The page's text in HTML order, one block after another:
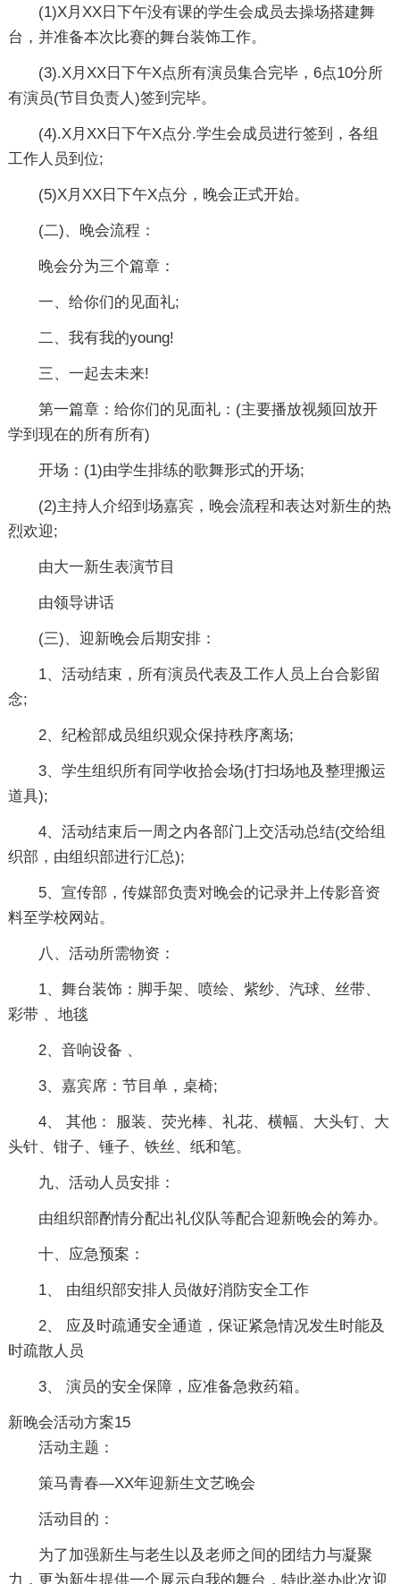
(1)X月XX日下午没有课的学生会成员去操场搭建舞
台，并准备本次比赛的舞台装饰工作。
(3).X月XX日下午X点所有演员集合完毕，6点10分所
有演员(节目负责人)签到完毕。
(4).X月XX日下午X点分.学生会成员进行签到，各组
工作人员到位;
(5)X月XX日下午X点分，晚会正式开始。
(二)、晚会流程：
晚会分为三个篇章：
一、给你们的见面礼;
二、我有我的young!
三、一起去未来!
第一篇章：给你们的见面礼：(主要播放视频回放开
学到现在的所有所有)
开场：(1)由学生排练的歌舞形式的开场;
(2)主持人介绍到场嘉宾，晚会流程和表达对新生的热
烈欢迎;
由大一新生表演节目
由领导讲话
(三)、迎新晚会后期安排：
1、活动结束，所有演员代表及工作人员上台合影留
念;
2、纪检部成员组织观众保持秩序离场;
3、学生组织所有同学收拾会场(打扫场地及整理搬运
道具);
4、活动结束后一周之内各部门上交活动总结(交给组
织部，由组织部进行汇总);
5、宣传部，传媒部负责对晚会的记录并上传影音资
料至学校网站。
八、活动所需物资：
1、舞台装饰：脚手架、喷绘、紫纱、汽球、丝带、
彩带 、地毯
2、音响设备 、
3、嘉宾席：节目单，桌椅;
4、 其他： 服装、荧光棒、礼花、横幅、大头钉、大
头针、钳子、锤子、铁丝、纸和笔。
九、活动人员安排：
由组织部酌情分配出礼仪队等配合迎新晚会的筹办。
十、应急预案：
1、 由组织部安排人员做好消防安全工作
2、 应及时疏通安全通道，保证紧急情况发生时能及
时疏散人员
3、 演员的安全保障，应准备急救药箱。
新晚会活动方案15
活动主题：
策马青春—XX年迎新生文艺晚会
活动目的：
为了加强新生与老生以及老师之间的团结力与凝聚
力，更为新生提供一个展示自我的舞台，特此举办此次迎